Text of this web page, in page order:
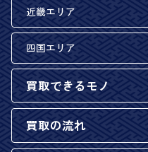
近畿エリア
四国エリア
買取できるモノ
買取の流れ